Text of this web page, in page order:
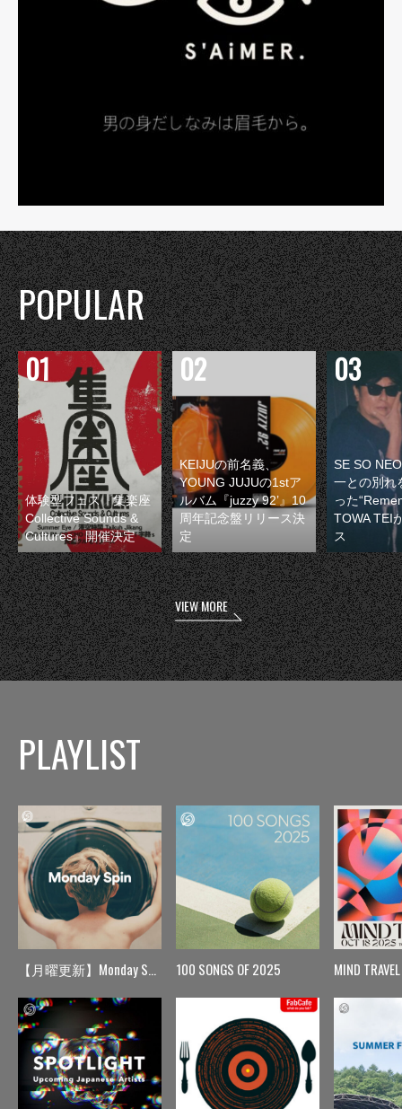
POPULAR
体験型フェス『集楽座
Collective Sounds &
Cultures』開催決定
KEIJUの前名義、
YOUNG JUJUの1stア
ルバム『juzzy 92’』10
周年記念盤リリース決
定
SE SO
一との別れ
った
TOWA TEI
ス
VIEW MORE
PLAYLIST
【月曜更新】Monday Spin 100 SONGS OF 2025 MIND TRAVEL